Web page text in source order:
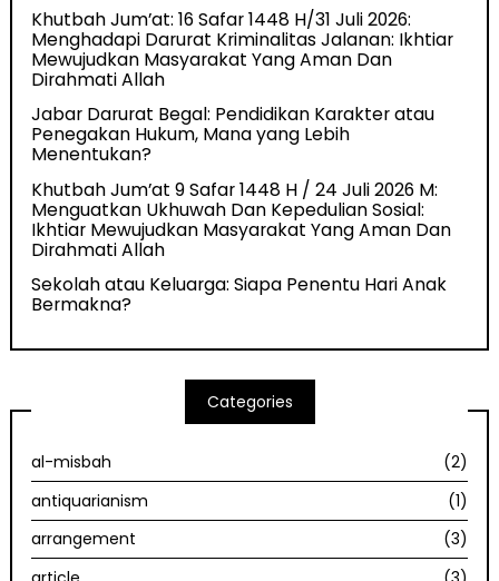
Khutbah Jum’at: 16 Safar 1448 H/31 Juli 2026:
Menghadapi Darurat Kriminalitas Jalanan: Ikhtiar
Mewujudkan Masyarakat Yang Aman Dan
Dirahmati Allah
Jabar Darurat Begal: Pendidikan Karakter atau
Penegakan Hukum, Mana yang Lebih
Menentukan?
Khutbah Jum’at 9 Safar 1448 H / 24 Juli 2026 M:
Menguatkan Ukhuwah Dan Kepedulian Sosial:
Ikhtiar Mewujudkan Masyarakat Yang Aman Dan
Dirahmati Allah
Sekolah atau Keluarga: Siapa Penentu Hari Anak
Bermakna?
Categories
al-misbah
(2)
antiquarianism
(1)
arrangement
(3)